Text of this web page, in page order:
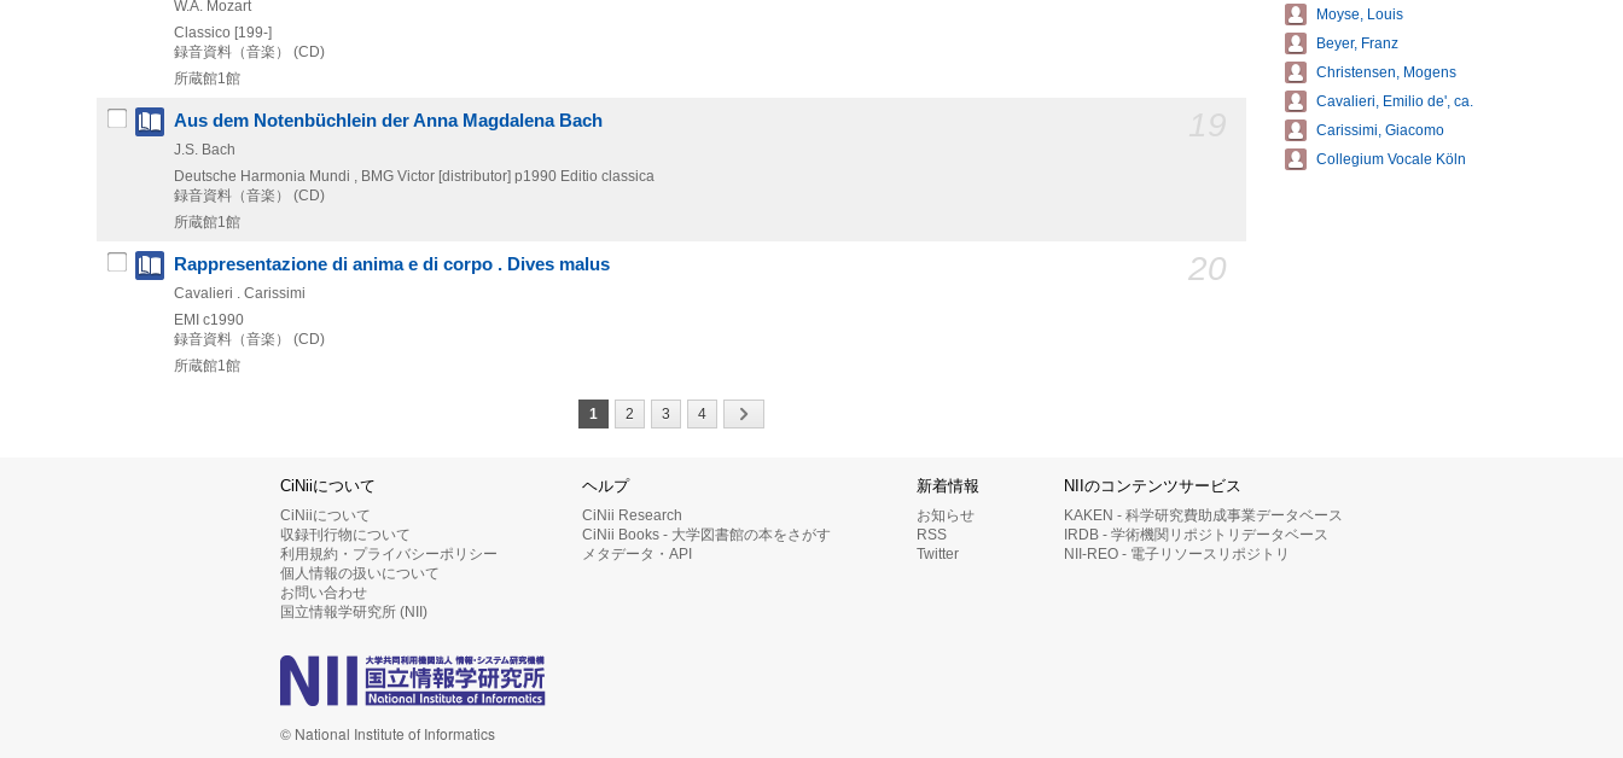
W.A. Mozart
Classico [199-]
録音資料（音楽） (CD)
所蔵館1館
Aus dem Notenbüchlein der Anna Magdalena Bach
J.S. Bach
Deutsche Harmonia Mundi , BMG Victor [distributor] p1990 Editio classica
録音資料（音楽） (CD)
所蔵館1館
20
Rappresentazione di anima e di corpo . Dives malus
Cavalieri . Carissimi
EMI c1990
録音資料（音楽） (CD)
所蔵館1館
1 2 3 4
Moyse, Louis
Beyer, Franz
Christensen, Mogens
Cavalieri, Emilio de', ca.
Carissimi, Giacomo
Collegium Vocale Köln
CiNiiについて
CiNiiについて
収録刊行物について
利用規約・プライバシーポリシー
個人情報の扱いについて
お問い合わせ
国立情報学研究所 (NII)
ヘルプ
CiNii Research
CiNii Books - 大学図書館の本をさがす
メタデータ・API
新着情報
お知らせ
RSS
Twitter
NIIのコンテンツサービス
KAKEN - 科学研究費助成事業データベース
IRDB - 学術機関リポジトリデータベース
NII-REO - 電子リソースリポジトリ
© National Institute of Informatics